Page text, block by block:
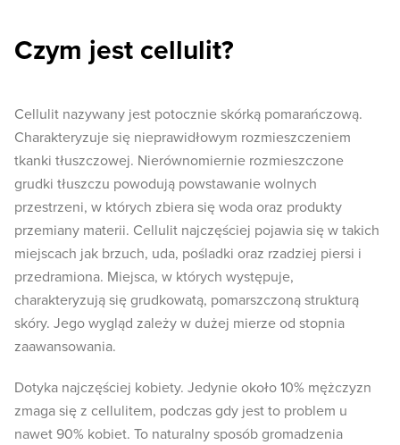
Czym jest cellulit?
Cellulit nazywany jest potocznie skórką pomarańczową.
Charakteryzuje się nieprawidłowym rozmieszczeniem
tkanki tłuszczowej. Nierównomiernie rozmieszczone
grudki tłuszczu powodują powstawanie wolnych
przestrzeni, w których zbiera się woda oraz produkty
przemiany materii. Cellulit najczęściej pojawia się w takich
miejscach jak brzuch, uda, pośladki oraz rzadziej piersi i
przedramiona. Miejsca, w których występuje,
charakteryzują się grudkowatą, pomarszczoną strukturą
skóry. Jego wygląd zależy w dużej mierze od stopnia
zaawansowania.
Dotyka najczęściej kobiety. Jedynie około 10% mężczyzn
zmaga się z cellulitem, podczas gdy jest to problem u
nawet 90% kobiet. To naturalny sposób gromadzenia